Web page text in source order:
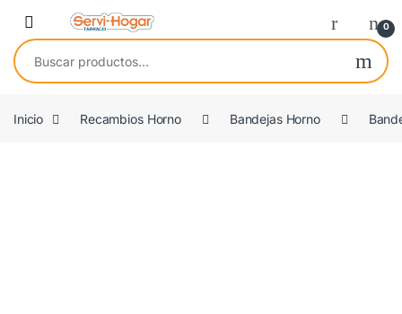
Saltar a navegación
saltar al contenido
Open 0
Buscar por:
Inicio Recambios Horno Bandejas Horno